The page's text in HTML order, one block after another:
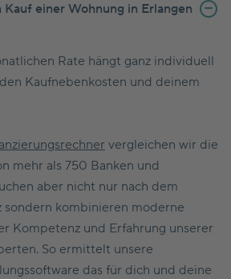
einer Wohnung in Erlangen
Rate hängt ganz individuell
Kaufnebenkosten und deinem
vergleichen wir die
mehr als 750 Banken und
aber nicht nur nach dem
sondern kombinieren moderne
Kompetenz und Erfahrung unserer
So ermittelt unsere
das für dich und deine